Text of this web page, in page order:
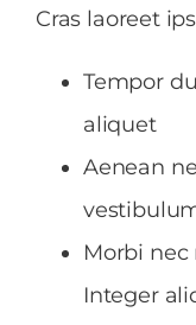
Cras laoreet
Tempor
aliquet
Aenean
Morbi nec
Integer